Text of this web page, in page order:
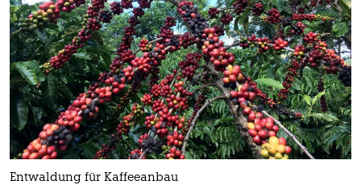
Entwaldung für Kaffeeanbau